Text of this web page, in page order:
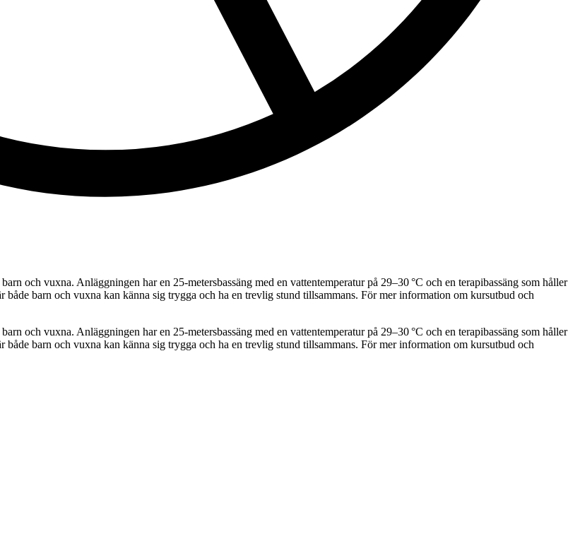
och vuxna. Anläggningen har en 25-metersbassäng med en vattentemperatur på 29–30 °C och en terapibassäng som håller
barn och vuxna kan känna sig trygga och ha en trevlig stund tillsammans. För mer information om kursutbud och
och vuxna. Anläggningen har en 25-metersbassäng med en vattentemperatur på 29–30 °C och en terapibassäng som håller
barn och vuxna kan känna sig trygga och ha en trevlig stund tillsammans. För mer information om kursutbud och